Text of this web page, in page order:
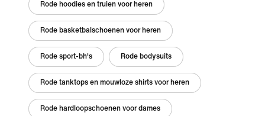
Rode hoodies en truien voor heren
Rode basketbalschoenen voor heren
Rode sport-bh's Rode bodysuits
Rode tanktops en mouwloze shirts voor heren
Rode hardloopschoenen voor dames